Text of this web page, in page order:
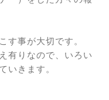
す事が大切です。
有りなので、いろい
いきます。